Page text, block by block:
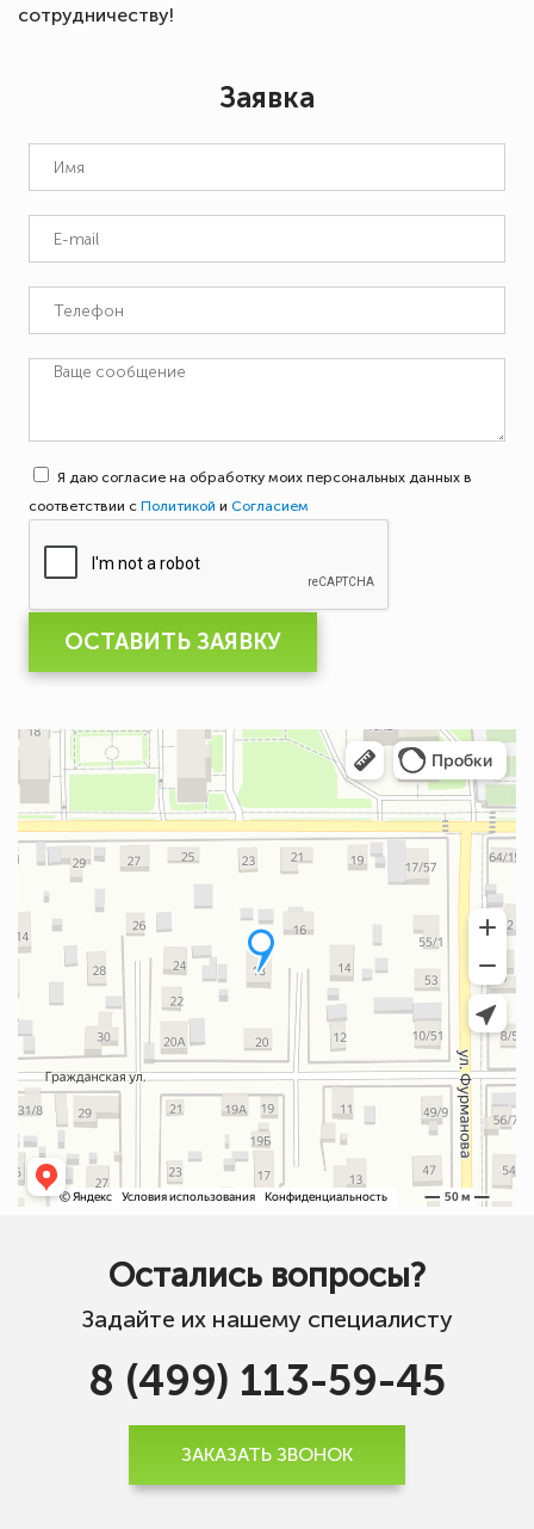
сотрудничеству!
Заявка
Я даю согласие на обработку моих персональных данных в
соответствии с Политикой и Согласием
ОСТАВИТЬ ЗАЯВКУ
Остались вопросы?
Задайте их нашему специалисту
8 (499) 113-59-45
ЗАКАЗАТЬ ЗВОНОК